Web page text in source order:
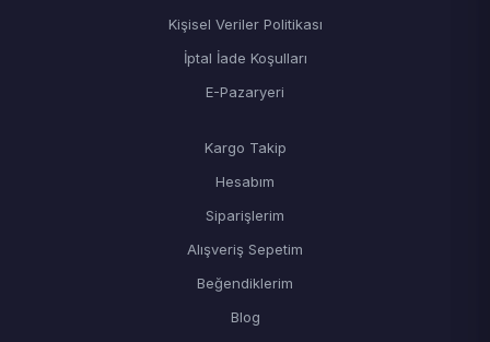
Kişisel Veriler Politikası
İptal İade Koşulları
E-Pazaryeri
Kargo Takip
Hesabım
Siparişlerim
Alışveriş Sepetim
Beğendiklerim
Blog